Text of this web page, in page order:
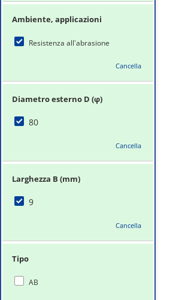
Ambiente, applicazioni
Resistenza all'abrasione
Cancella
Diametro esterno D (φ)
80
Cancella
Larghezza B (mm)
9
Cancella
Tipo
AB